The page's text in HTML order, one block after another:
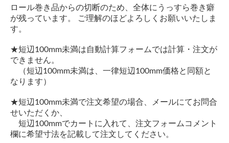
ロール巻き品からの切断のため、全体にうっすら巻き癖
が残っています。 ご理解のほどよろしくお願いいたしま
す。
★短辺100mm未満は自動計算フォームでは計算・注文が
できません。
（短辺100mm未満は、一律短辺100mm価格と同額と
なります）
★短辺100mm未満で注文希望の場合、メールにてお問合
せいただくか、
短辺100mmでカートに入れて、注文フォームコメント
欄に希望寸法を記載して注文してください。